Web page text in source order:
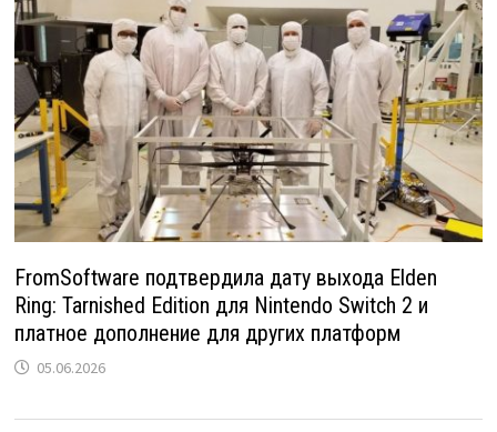
FromSoftware подтвердила дату выхода Elden
Ring: Tarnished Edition для Nintendo Switch 2 и
платное дополнение для других платформ
05.06.2026